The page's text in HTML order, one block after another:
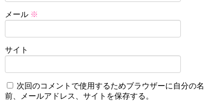
メール ※
サイト
次回のコメントで使用するためブラウザーに自分の名
前、メールアドレス、サイトを保存する。